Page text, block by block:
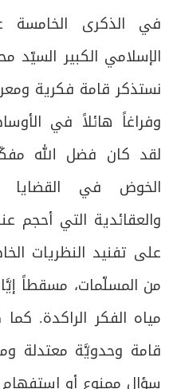
في الذكرى الخامسة
الإسلامي الكبير
نستذكر قامة فكرية
وفراغاً هائلاً في
لقد كان فضل الله
الخوض في القضايا
والعقائدية التي أحجم
على تفنيد النظريات
من المسلّمات، مسقطاً
مياه الفكر الراكدة.
قامة وحدويَّة معتدلة
سؤال ممنوع أو